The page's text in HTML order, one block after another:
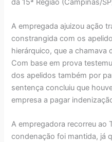
A empregada ajuizou ação
constrangida com os
hierárquico, que a chamava
Com base em prova
dos apelidos também por
sentença concluiu que
empresa a pagar
A empregadora recorreu ao
condenação foi mantida, já